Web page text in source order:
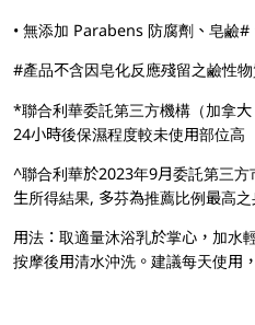
• 無添加 Parabens 防腐劑、皂鹼#
#產品不含因皂化反應殘留之鹼性
*聯合利華委託第三方機構（加拿
24小時後保濕程度較未使用部位高
^聯合利華於2023年9月委託第三
生所得結果, 多芬為推薦比例最高
用法：取適量沐浴乳於掌心，加水
按摩後用清水沖洗。建議每天使用